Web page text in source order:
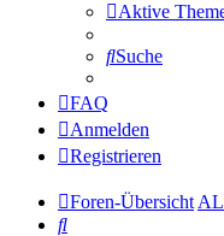
Aktive
Suche
FAQ
Anmelden
Registrieren
Foren-Übersicht
Suche